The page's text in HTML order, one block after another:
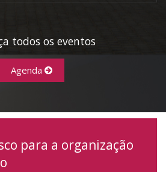
todos os eventos
Agenda
para a organização